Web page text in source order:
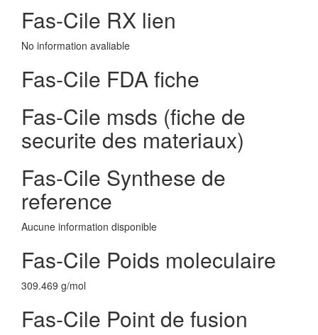
Fas-Cile RX lien
No information avaliable
Fas-Cile FDA fiche
Fas-Cile msds (fiche de
securite des materiaux)
Fas-Cile Synthese de
reference
Aucune information disponible
Fas-Cile Poids moleculaire
309.469 g/mol
Fas-Cile Point de fusion